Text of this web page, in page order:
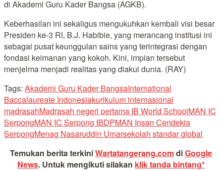
di Akademi Guru Kader Bangsa (AGKB).
Keberhasilan ini sekaligus mengukuhkan kembali visi besar
Presiden ke-3 RI, B.J. Habibie, yang merancang institusi ini
sebagai pusat keunggulan sains yang terintegrasi dengan
fondasi keimanan yang kokoh. Kini, impian tersebut
menjelma menjadi realitas yang diakui dunia. (RAY)
Tags: Akademi Guru Kader BangsaInternational
Baccalaureate Indonesiakurikulum internasional
madrasahMadrasah negeri pertama IB World SchoolMAN IC
SerpongMAN IC Serpong IBDPMAN Insan Cendekia
SerpongMenag Nasaruddin Umarsekolah standar global
Temukan berita terkiniWartatangerang.comdiGoogle
News. Untuk mengikuti silakan klik tanda bintang*